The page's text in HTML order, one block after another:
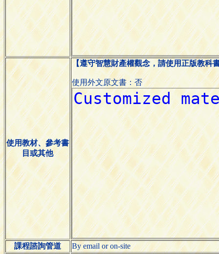
使用教材、參考書
目或其他
【遵守智慧財產權觀念，請使用正版教科
使用外文原文書：否
課程諮詢管道
By email or on-site